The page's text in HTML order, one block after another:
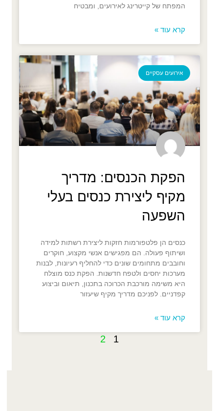
המפתח של קייטרינג לאירועים, ומבטיח
קרא עוד »
אירועים עסקיים
הפקת הכנסים: מדריך
מקיף ליצירת כנסים בעלי
השפעה
כנסים הן פלטפורמות חזקות ליצירת רשתות למידה
ושיתוף פעולה. הם מפגישים אנשי מקצוע, חוקרים
וחובבים מתחומים שונים כדי להחליף רעיונות, לבנות
מערכות יחסים ולטפח חדשנות. הפקת כנס מוצלח
היא משימה מורכבת הכרוכה בתכנון, תיאום וביצוע
קפדניים. לפניכם מדריך מקיף שיעזור
קרא עוד »
1
2